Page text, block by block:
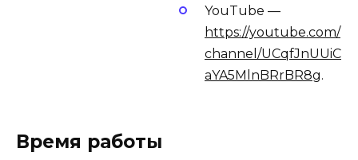
YouTube —
https://youtube.com/
channel/UCqfJnUUiC
aYA5MlnBRrBR8g.
Время работы